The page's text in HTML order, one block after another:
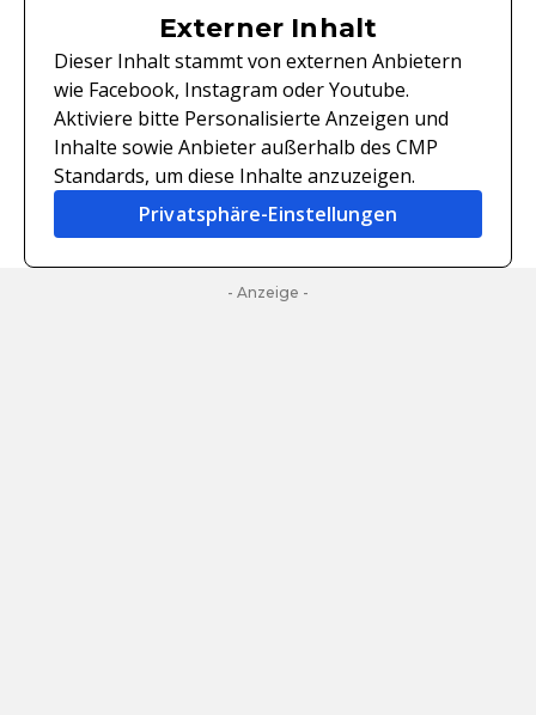
Externer Inhalt
Dieser Inhalt stammt von externen Anbietern
wie Facebook, Instagram oder Youtube.
Aktiviere bitte Personalisierte Anzeigen und
Inhalte sowie Anbieter außerhalb des CMP
Standards, um diese Inhalte anzuzeigen.
Privatsphäre-Einstellungen
- Anzeige -